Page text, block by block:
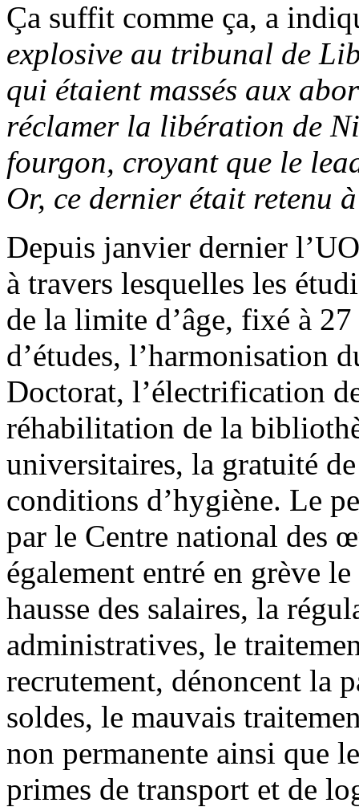
Ça suffit comme ça, a
explosive au tribunal de
qui étaient massés aux
réclamer la libération de
fourgon, croyant que le
Or, ce dernier était retenu
Depuis janvier dernier
à travers lesquelles les
de la limite d’âge, fixé à
d’études, l’harmonisation
Doctorat, l’électrification
réhabilitation de la
universitaires, la gratuité
conditions d’hygiène. Le
par le Centre national des
également entré en grève
hausse des salaires, la
administratives, le
recrutement, dénoncent la
soldes, le mauvais
non permanente ainsi que
primes de transport et de